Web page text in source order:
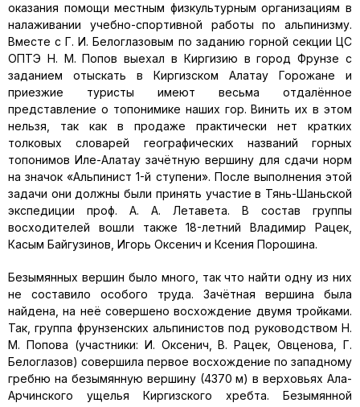
оказания помощи местным физкультурным организациям в
налаживании учебно-спортивной работы по альпинизму.
Вместе с Г. И. Белоглазовым по заданию горной секции ЦС
ОПТЭ Н. М. Попов выехал в Киргизию в город Фрунзе с
заданием отыскать в Киргизском Алатау Горожане и
приезжие туристы имеют весьма отдалённое
представление о топонимике наших гор. Винить их в этом
нельзя, так как в продаже практически нет кратких
толковых словарей географических названий горных
топонимов Иле-Алатау зачётную вершину для сдачи норм
на значок «Альпинист 1-й ступени». После выполнения этой
задачи они должны были принять участие в Тянь-Шаньской
экспедиции проф. А. А. Летавета. В состав группы
восходителей вошли также 18-летний Владимир Рацек,
Касым Байгузинов, Игорь Оксенич и Ксения Порошина.
Безымянных вершин было много, так что найти одну из них
не составило особого труда. Зачётная вершина была
найдена, на неё совершено восхождение двумя тройками.
Так, группа фрунзенских альпинистов под руководством Н.
М. Попова (участники: И. Оксенич, В. Рацек, Овценова, Г.
Белоглазов) совершила первое восхождение по западному
гребню на безымянную вершину (4370 м) в верховьях Ала-
Арчинского ущелья Киргизского хребта. Безымянной